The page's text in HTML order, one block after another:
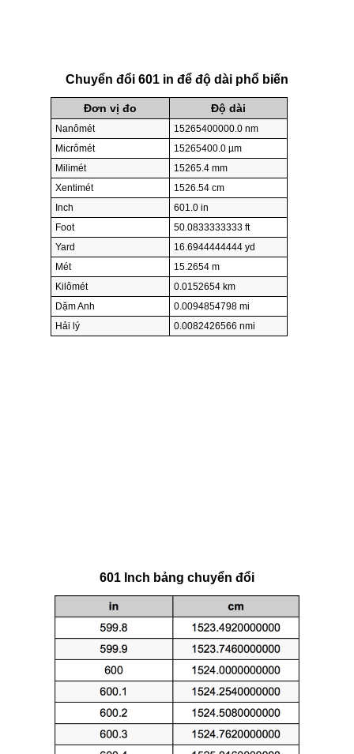
Chuyển đổi 601 in để độ dài phổ biến
Đơn vị đo Độ dài
Nanômét
15265400000.0 nm
Micrômét
15265400.0 µm
Milimét
15265.4 mm
Xentimét
1526.54 cm
Inch
601.0 in
Foot
50.0833333333 ft
Yard
16.6944444444 yd
Mét
15.2654 m
Kilômét
0.0152654 km
Dặm Anh
0.0094854798 mi
Hải lý
0.0082426566 nmi
601 Inch bảng chuyển đổi